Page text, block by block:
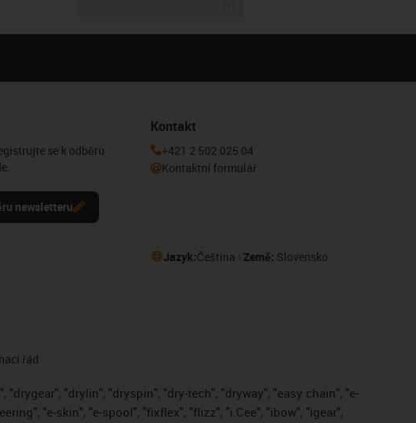
se k odběru
newsletteru
Kontakt
+421 2 502 025 04
Kontaktní formulář
Jazyk:Čeština Země: Slovensko
řád
"drylin", "dryspin", "dry-tech", "dryway", "easy chain", "e-
"e-skin", "e-spool", "fixflex", "flizz", "i.Cee", "ibow", "igear",